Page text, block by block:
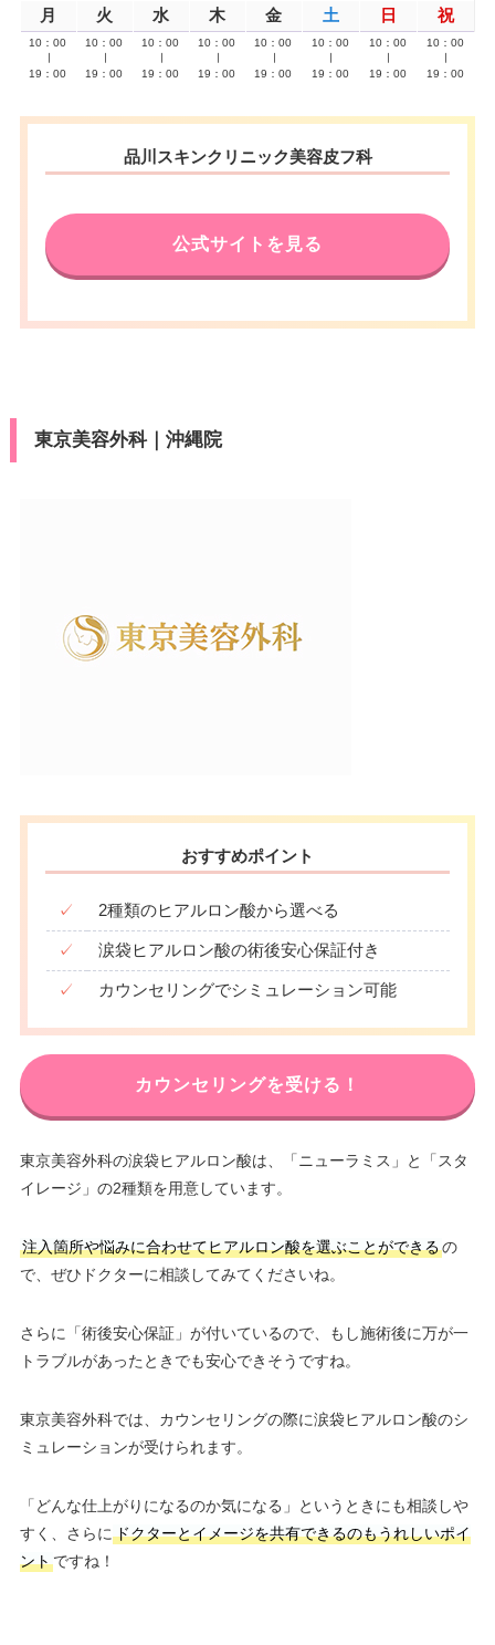
月 火 水 木 金 土 日 祝
10：00
19：00
10：00
19：00
10：00
19：00
10：00
19：00
10：00
19：00
10：00
19：00
10：00
19：00
10：00
19：00
品川スキンクリニック美容皮フ科
公式サイトを見る
東京美容外科｜沖縄院
おすすめポイント
✓ 2種類のヒアルロン酸から選べる
✓ 涙袋ヒアルロン酸の術後安心保証付き
✓ カウンセリングでシミュレーション可能
カウンセリングを受ける！
東京美容外科の涙袋ヒアルロン酸は、「ニューラミス」と「スタ
イレージ」の2種類を用意しています。
注入箇所や悩みに合わせてヒアルロン酸を選ぶことができるの
で、ぜひドクターに相談してみてくださいね。
さらに「術後安心保証」が付いているので、もし施術後に万が一
トラブルがあったときでも安心できそうですね。
東京美容外科では、カウンセリングの際に涙袋ヒアルロン酸のシ
ミュレーションが受けられます。
「どんな仕上がりになるのか気になる」というときにも相談しや
すく、さらに ドクターとイメージを共有できるのもうれしいポイ
ントですね！